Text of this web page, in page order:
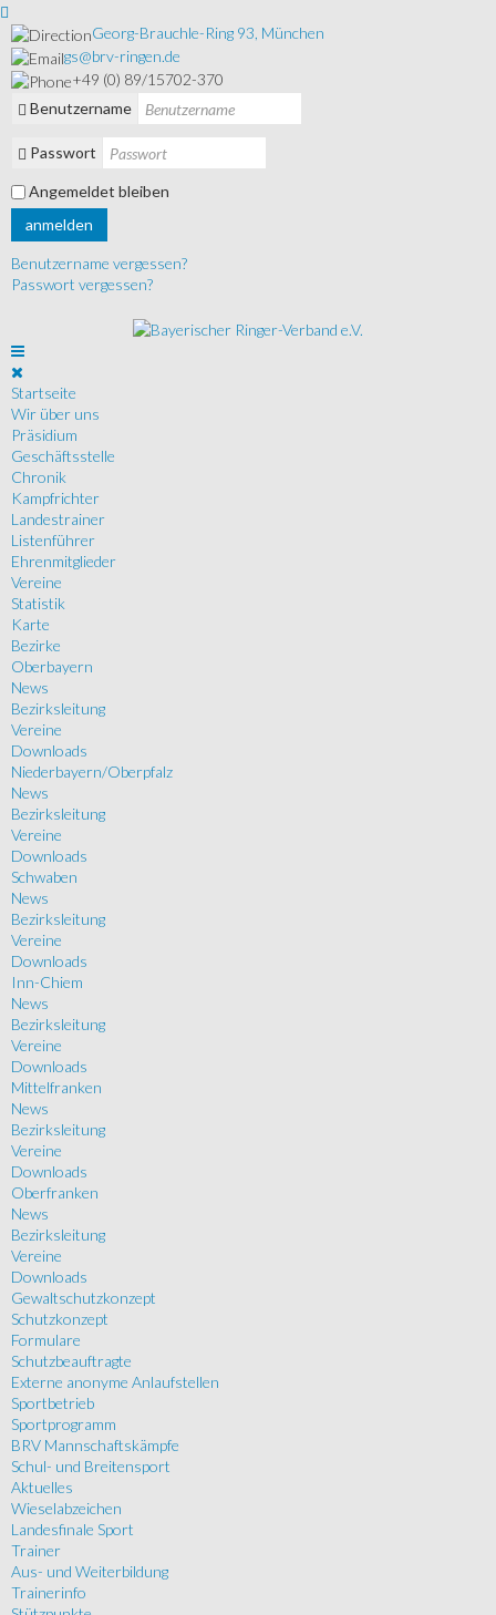
Georg-Brauchle-Ring 93, München
gs@brv-ringen.de
+49 (0) 89/15702-370
Benutzername
Passwort
Angemeldet bleiben
anmelden
Benutzername vergessen?
Passwort vergessen?
Startseite
Wir über uns
Präsidium
Geschäftsstelle
Chronik
Kampfrichter
Landestrainer
Listenführer
Ehrenmitglieder
Vereine
Statistik
Karte
Bezirke
Oberbayern
News
Bezirksleitung
Vereine
Downloads
Niederbayern/Oberpfalz
News
Bezirksleitung
Vereine
Downloads
Schwaben
News
Bezirksleitung
Vereine
Downloads
Inn-Chiem
News
Bezirksleitung
Vereine
Downloads
Mittelfranken
News
Bezirksleitung
Vereine
Downloads
Oberfranken
News
Bezirksleitung
Vereine
Downloads
Gewaltschutzkonzept
Schutzkonzept
Formulare
Schutzbeauftragte
Externe anonyme Anlaufstellen
Sportbetrieb
Sportprogramm
BRV Mannschaftskämpfe
Schul- und Breitensport
Aktuelles
Wieselabzeichen
Landesfinale Sport
Trainer
Aus- und Weiterbildung
Trainerinfo